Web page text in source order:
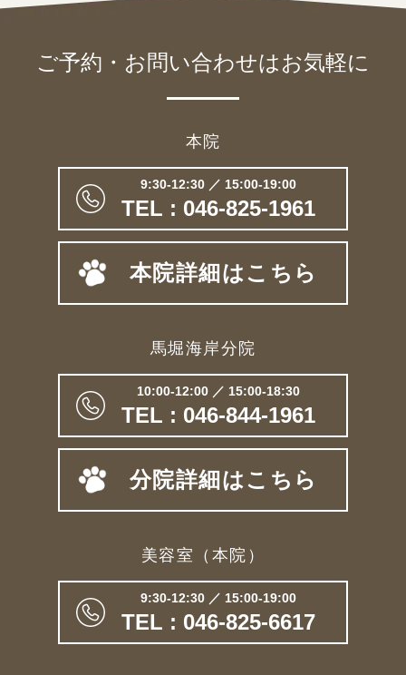
ご予約・お問い合わせはお気軽に
本院
9:30-12:30 ／ 15:00-19:00
TEL : 046-825-1961
本院詳細はこちら
馬堀海岸分院
10:00-12:00 ／ 15:00-18:30
TEL : 046-844-1961
分院詳細はこちら
美容室（本院）
9:30-12:30 ／ 15:00-19:00
TEL : 046-825-6617